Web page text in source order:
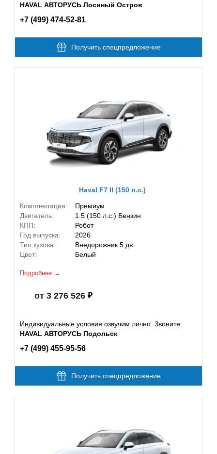
HAVAL АВТОРУСЬ Лосиный Остров
+7 (499) 474-52-81
Получить спецпредложение
Haval F7 II (150 л.с.)
Комплектация:
Премиум
Двигатель:
1.5 (150 л.с.) Бензин
КПП:
Робот
Год выпуска:
2026
Тип кузова:
Внедорожник 5 дв.
Цвет:
Белый
Подробнее
от 3 276 526
Индивидуальные условия озвучим лично. Звоните:
HAVAL АВТОРУСЬ Подольск
+7 (499) 455-95-56
Получить спецпредложение